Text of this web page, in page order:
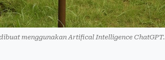
menggunakan Artifical Intelligence ChatGPT.